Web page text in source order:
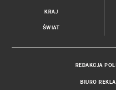
KRAJ
ŚWIAT
REDAKCJA
BIURO